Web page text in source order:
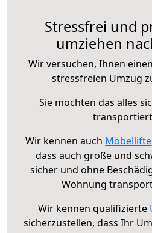
Stressfrei und
umziehen
Wir versuchen, Ihnen
stressfreien Umzug
Sie möchten das alles
Wir kennen auch Möbellifte
dass auch große und
sicher und ohne
Wohnung
Wir kennen qualifizierte
sicherzustellen, dass Ihr